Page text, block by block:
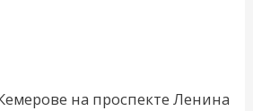
на проспекте Ленина